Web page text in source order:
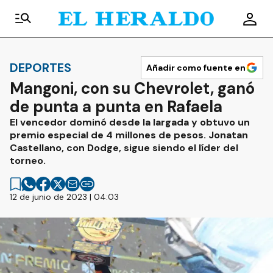
DEPORTES Añadir como fuente en
Mangoni, con su Chevrolet, ganó
de punta a punta en Rafaela
El vencedor dominó desde la largada y obtuvo un
premio especial de 4 millones de pesos. Jonatan
Castellano, con Dodge, sigue siendo el líder del
torneo.
12 de junio de 2023 | 04:03